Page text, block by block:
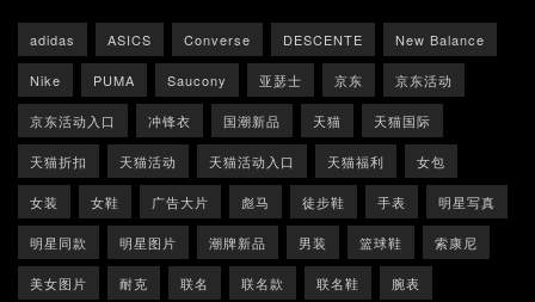
adidas ASICS Converse DESCENTE New Balance
Nike PUMA Saucony 亚瑟士 京东 京东活动
京东活动入口 冲锋衣 国潮新品 天猫 天猫国际
天猫折扣 天猫活动 天猫活动入口 天猫福利 女包
女装 女鞋 广告大片 彪马 徒步鞋 手表 明星写真
明星同款 明星图片 潮牌新品 男装 篮球鞋 索康尼
美女图片 耐克 联名 联名款 联名鞋 腕表